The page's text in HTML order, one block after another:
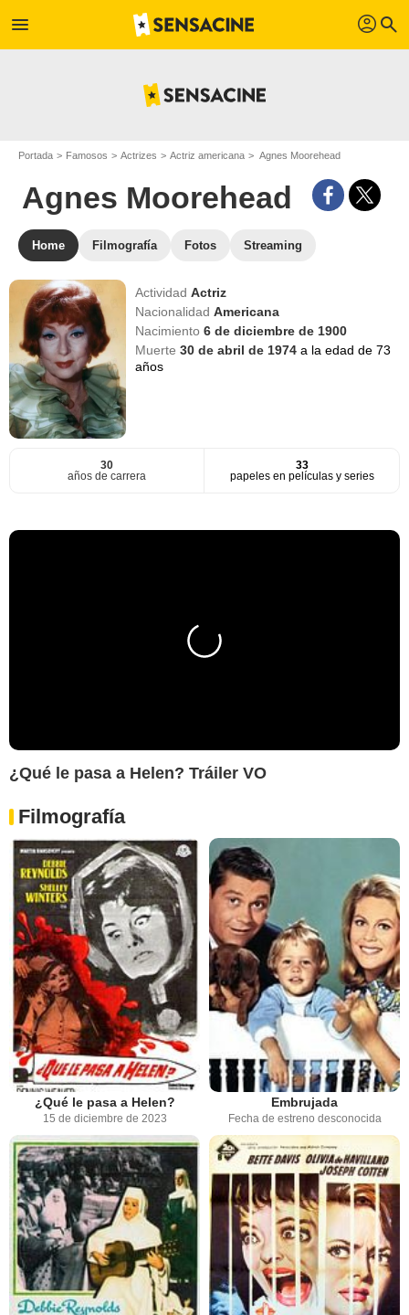
menu profil search
Portada Famosos Actrizes Actriz americana Agnes Moorehead
Agnes Moorehead
Home Filmografía Fotos Streaming
ActividadActriz
NacionalidadAmericana
Nacimiento6 de diciembre de 1900
Muerte30 de abril de 1974a la edad de 73
años
30
años de carrera
33
papeles en películas y series
¿Qué le pasa a Helen? Tráiler VO
Filmografía
¿Qué le pasa a Helen?
15 de diciembre de 2023
Embrujada
Fecha de estreno desconocida